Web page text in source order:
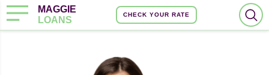
MAGGIE
LOANS
CHECK YOUR RATE